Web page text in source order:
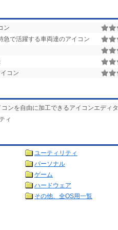
ン
急で活躍する車両達のアイコン
コン
ンを自由に加工できるアイコンエディタ
ィ
ユーティリティ
パーソナル
ゲーム
ハードウェア
その他、全OS用一覧